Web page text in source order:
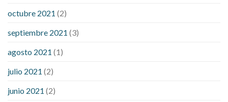
octubre 2021 (2)
septiembre 2021 (3)
agosto 2021 (1)
julio 2021 (2)
junio 2021 (2)